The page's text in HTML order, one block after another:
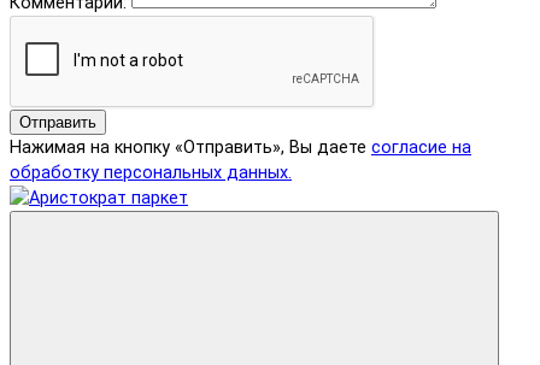
Отправить
Нажимая на кнопку «Отправить», Вы даете согласие на
обработку персональных данных.